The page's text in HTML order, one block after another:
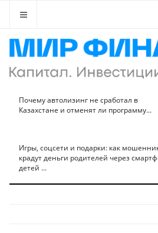
Почему автолизинг не сработал в
Казахстане и отменят ли программу...
Игры, соцсети и подарки: как
крадут деньги родителей через
детей ...